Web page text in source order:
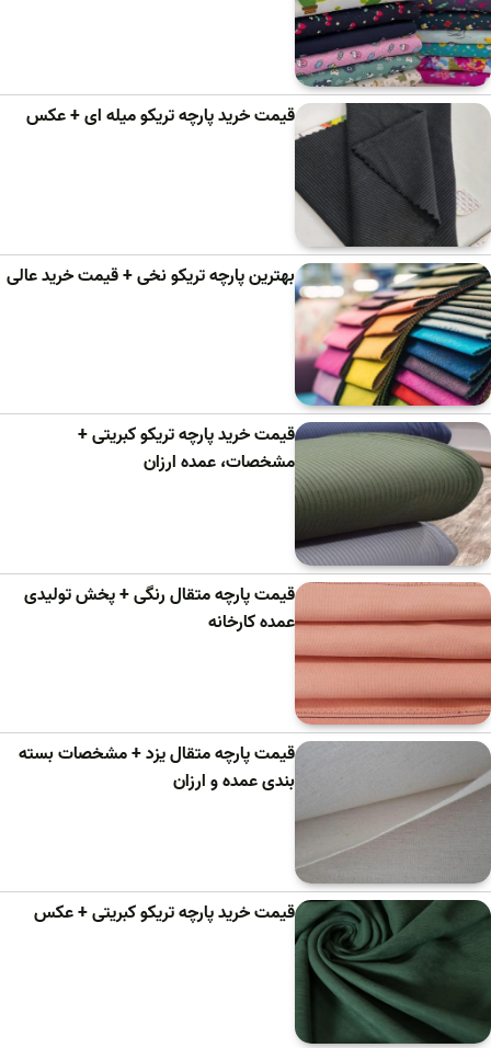
قیمت خرید پارچه تریکو میله ای + عکس
بهترین پارچه تریکو نخی + قیمت خرید عالی
قیمت خرید پارچه تریکو کبریتی +
مشخصات، عمده ارزان
قیمت پارچه متقال رنگی + پخش تولیدی
عمده کارخانه
قیمت پارچه متقال یزد + مشخصات بسته
بندی عمده و ارزان
قیمت خرید پارچه تریکو کبریتی + عکس